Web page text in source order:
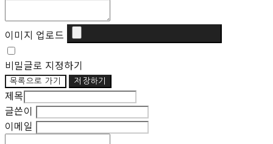
이미지 업로드
비밀글로 지정하기
목록으로 가기 저장하기
제목
글쓴이
이메일